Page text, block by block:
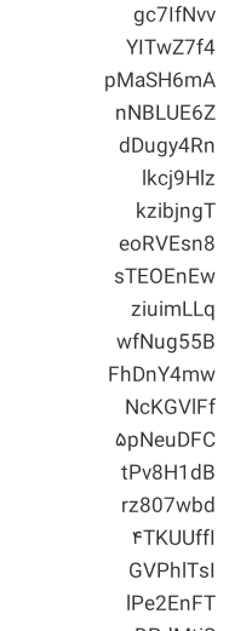
gc7IfNvv
YITwZ7f4
pMaSH6mA
nNBLUE6Z
dDugy4Rn
lkcj9Hlz
kzibjngT
eoRVEsn8
sTEOEnEw
ziuimLLq
wfNug55B
FhDnY4mw
NcKGVlFf
۵pNeuDFC
tPv8H1dB
rz807wbd
۴TKUUffI
GVPhlTsI
lPe2EnFT